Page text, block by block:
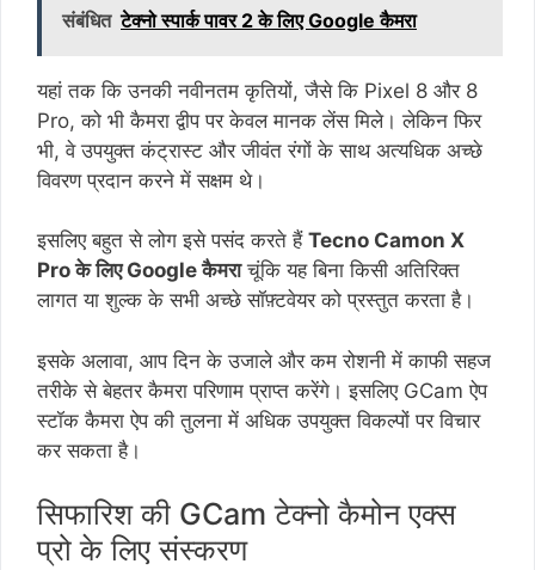
संबंधित टेक्नो स्पार्क पावर 2 के लिए Google कैमरा
यहां तक ​​कि उनकी नवीनतम कृतियों, जैसे कि Pixel 8 और 8
Pro, को भी कैमरा द्वीप पर केवल मानक लेंस मिले। लेकिन फिर
भी, वे उपयुक्त कंट्रास्ट और जीवंत रंगों के साथ अत्यधिक अच्छे
विवरण प्रदान करने में सक्षम थे।
इसलिए बहुत से लोग इसे पसंद करते हैं Tecno Camon X
Pro के लिए Google कैमराचूंकि यह बिना किसी अतिरिक्त
लागत या शुल्क के सभी अच्छे सॉफ़्टवेयर को प्रस्तुत करता है।
इसके अलावा, आप दिन के उजाले और कम रोशनी में काफी सहज
तरीके से बेहतर कैमरा परिणाम प्राप्त करेंगे। इसलिए GCam ऐप
स्टॉक कैमरा ऐप की तुलना में अधिक उपयुक्त विकल्पों पर विचार
कर सकता है।
सिफारिश की GCam टेक्नो कैमोन एक्स
प्रो के लिए संस्करण